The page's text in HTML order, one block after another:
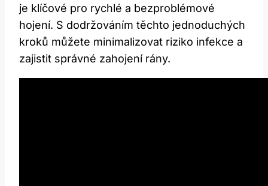
je klíčové pro rychlé a bezproblémové
hojení. S dodržováním těchto jednoduchých
kroků můžete minimalizovat riziko infekce a
zajistit správné zahojení rány.